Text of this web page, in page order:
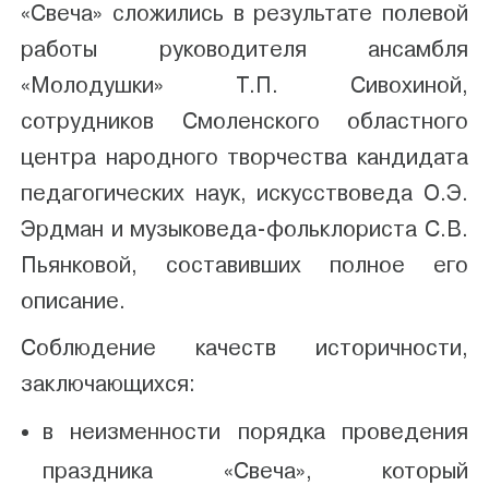
«Свеча» сложились в результате полевой
работы руководителя ансамбля
«Молодушки» Т.П. Сивохиной,
сотрудников Смоленского областного
центра народного творчества кандидата
педагогических наук, искусствоведа О.Э.
Эрдман и музыковеда-фольклориста С.В.
Пьянковой, составивших полное его
описание.
Соблюдение качеств историчности,
заключающихся:
в неизменности порядка проведения
праздника «Свеча», который